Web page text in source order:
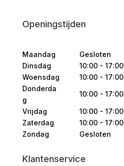
Openingstijden
Maandag
Gesloten
Dinsdag
10:00 - 17:00
Woensdag
10:00 - 17:00
Donderda
g
10:00 - 17:00
Vrijdag
10:00 - 17:00
Zaterdag
10:00 - 17:00
Zondag
Gesloten
Klantenservice